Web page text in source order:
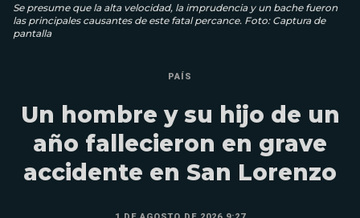
Se presume que la alta velocidad, la imprudencia y un bache fueron
las principales causantes de este fatal percance. Foto: Captura de
pantalla
PAÍS
Un hombre y su hijo de un
año fallecieron en grave
accidente en San Lorenzo